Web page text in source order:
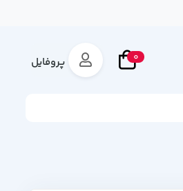
0 پروفایل